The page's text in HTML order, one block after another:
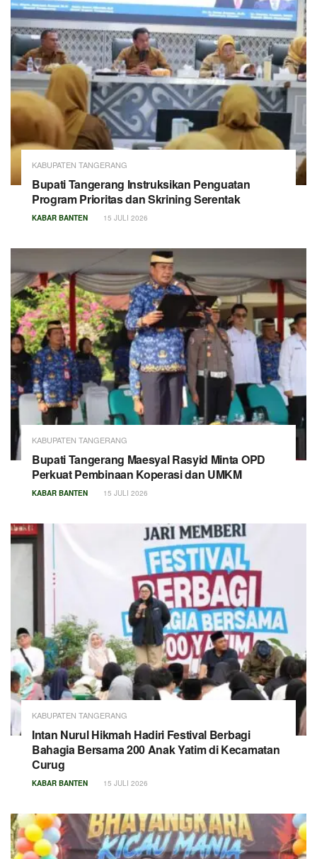
KABUPATEN TANGERANG
Bupati Tangerang Instruksikan Penguatan
Program Prioritas dan Skrining Serentak
KABAR BANTEN 15 JULI 2026
KABUPATEN TANGERANG
Bupati Tangerang Maesyal Rasyid Minta OPD
Perkuat Pembinaan Koperasi dan UMKM
KABAR BANTEN 15 JULI 2026
KABUPATEN TANGERANG
Intan Nurul Hikmah Hadiri Festival Berbagi
Bahagia Bersama 200 Anak Yatim di Kecamatan
Curug
KABAR BANTEN 15 JULI 2026